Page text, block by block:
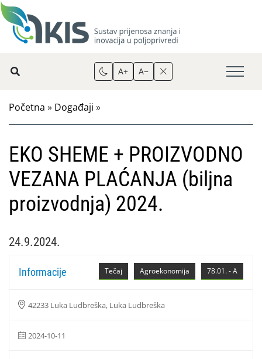
A+ A−
Početna » Događaji »
EKO SHEME + PROIZVODNO
VEZANA PLAĆANJA (biljna
proizvodnja) 2024.
24.9.2024.
78.01. - A
Agroekonomija
Tečaj
Informacije
42233 Luka Ludbreška, Luka Ludbreška
2024-10-11